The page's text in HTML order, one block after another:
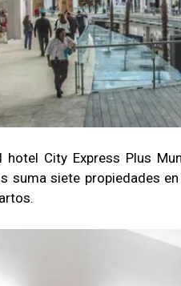
hotel City Express Plus
suma siete propiedades